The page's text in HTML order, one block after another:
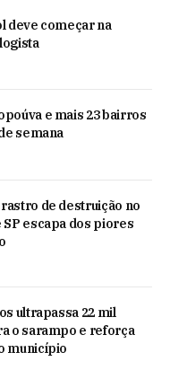
deve começar na
e mais 23 bairros
semana
de destruição no
SP escapa dos piores
ultrapassa 22 mil
o sarampo e reforça
município